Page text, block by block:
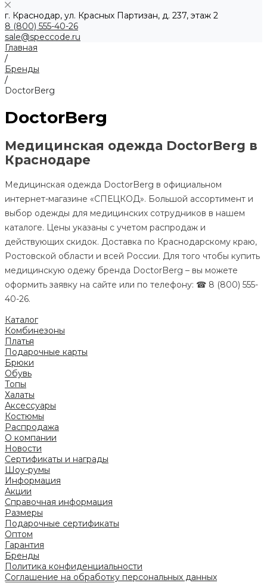
г. Краснодар, ул. Красных Партизан, д. 237, этаж 2
8 (800) 555-40-26
sale@speccode.ru
Главная
/
Бренды
/
DoctorBerg
DoctorBerg
Медицинская одежда DoctorBerg в
Краснодаре
Медицинская одежда DoctorBerg в официальном
интернет-магазине «СПЕЦКОД». Большой ассортимент и
выбор одежды для медицинских сотрудников в нашем
каталоге. Цены указаны с учетом распродаж и
действующих скидок. Доставка по Краснодарскому краю,
Ростовской области и всей России. Для того чтобы купить
медицинскую одежу бренда DoctorBerg – вы можете
оформить заявку на сайте или по телефону: ☎ 8 (800) 555-
40-26.
Каталог
Комбинезоны
Платья
Подарочные карты
Брюки
Обувь
Топы
Халаты
Аксессуары
Костюмы
Распродажа
О компании
Новости
Сертификаты и награды
Шоу-румы
Информация
Акции
Справочная информация
Размеры
Подарочные сертификаты
Оптом
Гарантия
Бренды
Политика конфиденциальности
Соглашение на обработку персональных данных